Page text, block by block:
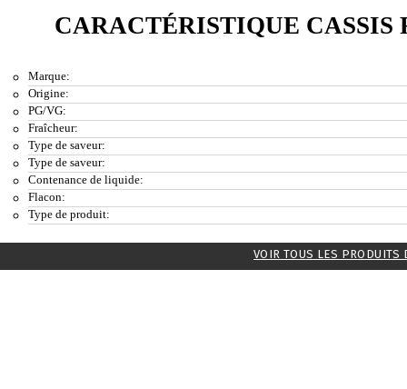
CARACTÉRISTIQUE CASSIS
Marque:
Origine:
PG/VG:
Fraîcheur:
Type de saveur:
Type de saveur:
Contenance de liquide:
Flacon:
Type de produit:
VOIR TOUS LES PRODUITS